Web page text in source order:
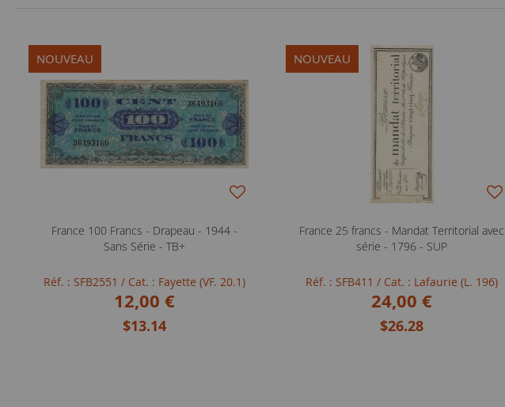
NOUVEAU
France 100 Francs - Drapeau - 1944 -
Sans Série - TB+
Réf. : SFB2551 / Cat. : Fayette (VF. 20.1)
12,00 €
$13.14
NOUVEAU
France 25 francs - Mandat Territorial avec
série - 1796 - SUP
Réf. : SFB411 / Cat. : Lafaurie (L. 196)
24,00 €
$26.28